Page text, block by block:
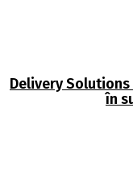
Delivery
în